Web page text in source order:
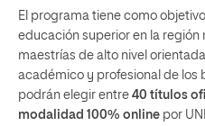
El programa tiene como
educación superior en la región
maestrías de alto nivel
académico y profesional de los
podrán elegir entre 40 títulos
modalidad 100% online por